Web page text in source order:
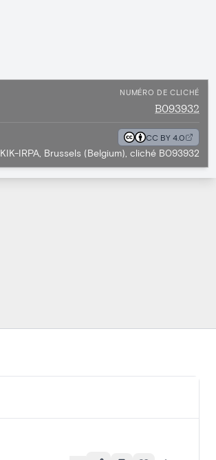
NUMÉRO DE CLICHÉ
B093932
CC BY 4.0
KIK-IRPA, Brussels (Belgium), cliché B093932